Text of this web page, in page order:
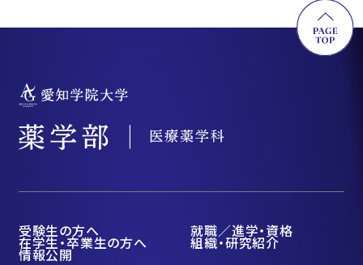
受験生の方へ 就職／進学・資格
在学生・卒業生の方へ 組織・研究紹介
情報公開